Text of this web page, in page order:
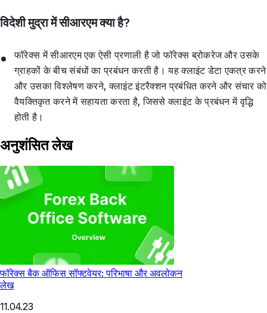
विदेशी मुद्रा में सीआरएम क्या है?
फॉरेक्स में सीआरएम एक ऐसी प्रणाली है जो फॉरेक्स ब्रोकरेज और उसके
ग्राहकों के बीच संबंधों का प्रबंधन करती है। यह क्लाइंट डेटा एकत्र करने
और उसका विश्लेषण करने, क्लाइंट इंटरैक्शन प्रबंधित करने और संचार को
वैयक्तिकृत करने में सहायता करता है, जिससे क्लाइंट के प्रबंधन में वृद्धि
होती है।
अनुशंसित लेख
फॉरेक्स बैक ऑफिस सॉफ्टवेयर: परिभाषा और अवलोकन
लेख
11.04.23